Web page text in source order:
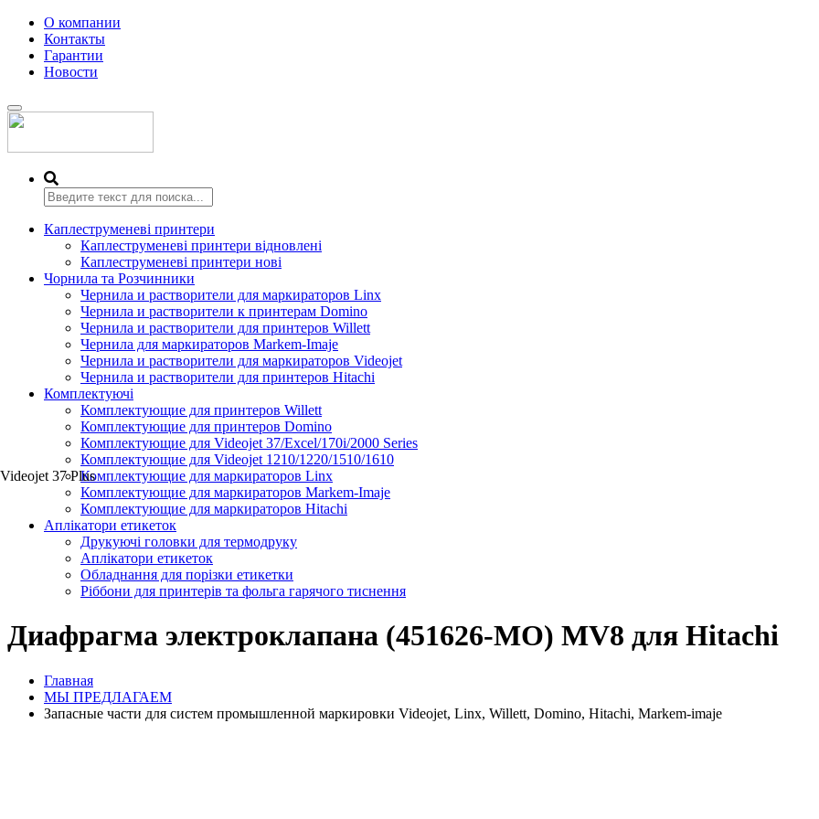
О компании
Контакты
Гарантии
Новости
Переключить
навигацию
Каплеструменеві принтери
Каплеструменеві принтери відновлені
Каплеструменеві принтери нові
Чорнила та Розчинники
Чернила и растворители для маркираторов Linx
Чернила и растворители к принтерам Domino
Чернила и растворители для принтеров Willett
Чернила для маркираторов Markem-Imaje
Чернила и растворители для маркираторов Videojet
Чернила и растворители для принтеров Hitachi
Комплектуючі
Комплектующие для принтеров Willett
Комплектующие для принтеров Domino
Комплектующие для Videojet 37/Excel/170i/2000 Series
Комплектующие для Videojet 1210/1220/1510/1610
Комплектующие для маркираторов Linx
Комплектующие для маркираторов Markem-Imaje
Комплектующие для маркираторов Hitachi
Аплікатори етикеток
Друкуючі головки для термодруку
Аплікатори етикеток
Обладнання для порізки етикетки
Ріббони для принтерів та фольга гарячого тиснення
Диафрагма электроклапана (451626-MO) MV8 для Hitachi
Главная
МЫ ПРЕДЛАГАЕМ
Запасные части для систем промышленной маркировки Videojet, Linx, Willett, Domino, Hitachi, Markem-imaje
Videojet 37 Plus